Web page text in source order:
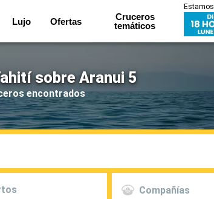
Lujo Ofertas
Cruceros
temáticos
Estamos
sobre Aranui 5
encontrados
Compañías